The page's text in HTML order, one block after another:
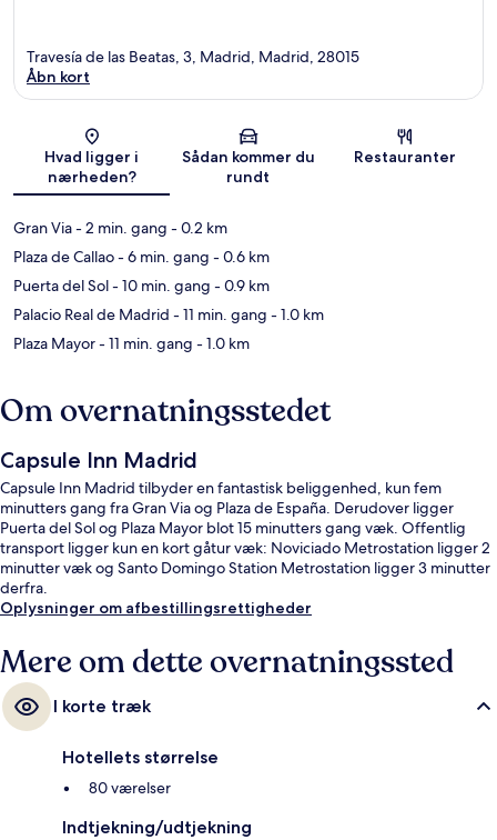
Kort
Travesía de las Beatas, 3, Madrid, Madrid, 28015
Åbn kort
Hvad ligger i
nærheden?
Sådan kommer du
rundt
Restauranter
Gran Via- 2 min. gang - 0.2 km
Plaza de Callao- 6 min. gang - 0.6 km
Puerta del Sol- 10 min. gang - 0.9 km
Palacio Real de Madrid - 11 min. gang - 1.0 km
Plaza Mayor- 11 min. gang - 1.0 km
Om overnatningsstedet
Capsule Inn Madrid
Capsule Inn Madrid tilbyder en fantastisk beliggenhed, kun fem
minutters gang fra Gran Via og Plaza de España. Derudover ligger
Puerta del Sol og Plaza Mayor blot 15 minutters gang væk. Offentlig
transport ligger kun en kort gåtur væk: Noviciado Metrostation ligger 2
minutter væk og Santo Domingo Station Metrostation ligger 3 minutter
derfra.
Oplysninger om afbestillingsrettigheder
Mere om dette overnatningssted
I korte træk
Hotellets størrelse
80 værelser
Indtjekning/udtjekning